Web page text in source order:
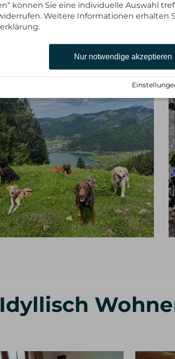
(Mindestteilnehmerzahl).
gebucht werden.
im Einzelzimmer möglich.
können Sie eine individuelle Auswahl
Weitere Informationen erhalten
Nur notwendige akzeptieren